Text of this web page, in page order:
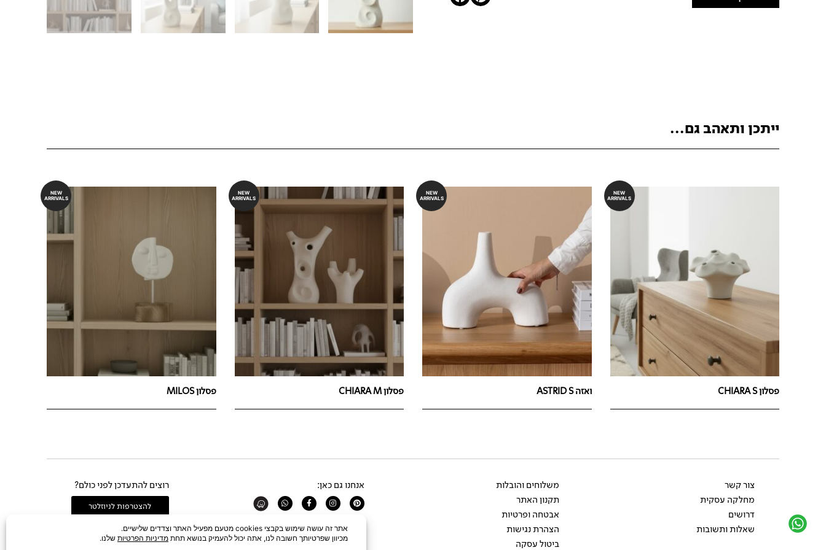
ייתכן ותאהב גם...
NEW
ARRIVALS
פסלון CHIARA S
NEW
ARRIVALS
ואזה ASTRID S
NEW
ARRIVALS
פסלון CHIARA M
NEW
ARRIVALS
פסלון MILOS
צור קשר
מחלקה עסקית
דרושים
שאלות ותשובות
משלוחים והובלות
תקנון האתר
אבטחה ופרטיות
הצהרת נגישות
ביטול עסקה
אנחנו גם כאן:
Pinterest
Instagram
Facebook-
f
Whatsapp
רוצים להתעדכן לפני כולם?
להצטרפות לניוזלטר